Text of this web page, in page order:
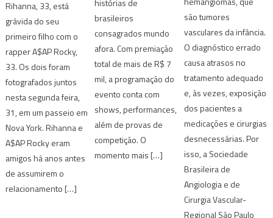
Rihanna, 33, está
grávida do seu
primeiro filho com o
rapper A$AP Rocky,
33. Os dois foram
fotografados juntos
nesta segunda feira,
31, em um passeio em
Nova York. Rihanna e
A$AP Rocky eram
amigos há anos antes
de assumirem o
relacionamento […]
histórias de
brasileiros
consagrados mundo
afora. Com premiação
total de mais de R$ 7
mil, a programação do
evento conta com
shows, performances,
além de provas de
competição. O
momento mais […]
são tumores
vasculares da infância.
O diagnóstico errado
causa atrasos no
tratamento adequado
e, às vezes, exposição
dos pacientes a
medicações e cirurgias
desnecessárias. Por
isso, a Sociedade
Brasileira de
Angiologia e de
Cirurgia Vascular-
Regional São Paulo